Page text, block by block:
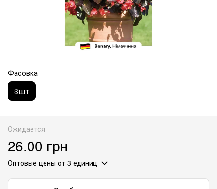
Фасовка
3шт
Ожидается
26.00 грн
Оптовые цены от 3 единиц